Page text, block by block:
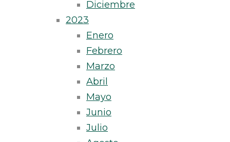
Diciembre
2023
Enero
Febrero
Marzo
Abril
Mayo
Junio
Julio